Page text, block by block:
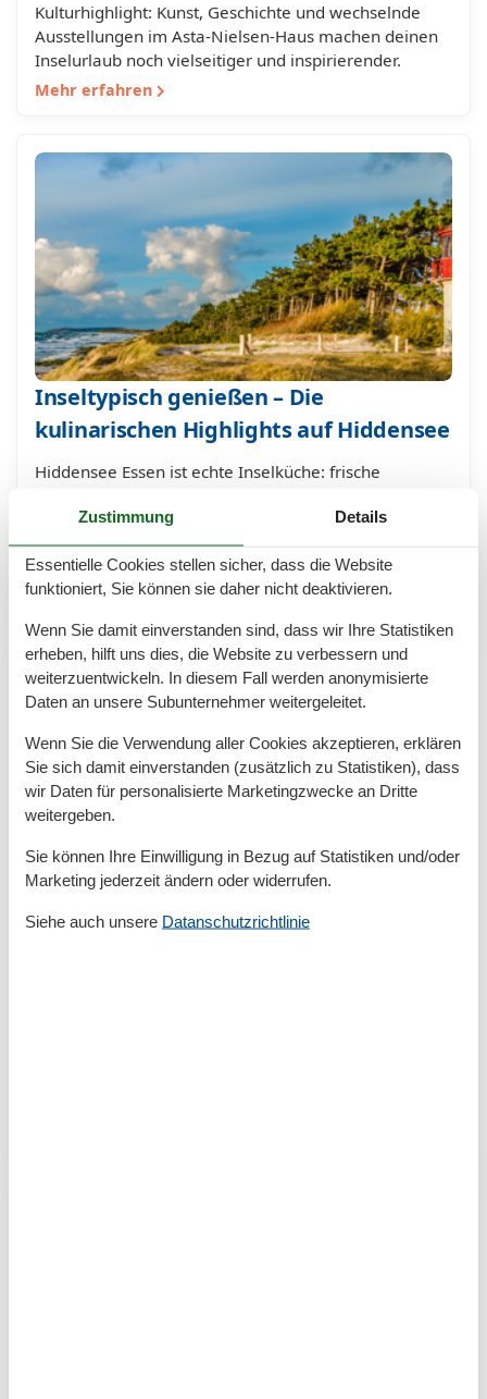
Kulturhighlight: Kunst, Geschichte und wechselnde
Ausstellungen im Asta-Nielsen-Haus machen deinen
Inselurlaub noch vielseitiger und inspirierender.
Mehr erfahren
Inseltypisch genießen – Die
kulinarischen Highlights auf Hiddensee
Hiddensee Essen ist echte Inselküche: frische
Kuchen und Sanddorn-Spezialitäten. Entdecke
kulinarische Highlights zwischen Hafenflair und
gemütlichen Café…
Mehr erfahren
Boddenlandschaft – Natur pur auf
Zustimmung Details
Essentielle Cookies stellen sicher, dass die Website
funktioniert, Sie können sie daher nicht deaktivieren.
Wenn Sie damit einverstanden sind, dass wir Ihre Statistiken
erheben, hilft uns dies, die Website zu verbessern und
weiterzuentwickeln. In diesem Fall werden anonymisierte
Daten an unsere Subunternehmer weitergeleitet.
Wenn Sie die Verwendung aller Cookies akzeptieren, erklären
Sie sich damit einverstanden (zusätzlich zu Statistiken), dass
wir Daten für personalisierte Marketingzwecke an Dritte
weitergeben.
Sie können Ihre Einwilligung in Bezug auf Statistiken und/oder
Marketing jederzeit ändern oder widerrufen.
Siehe auch unsere Datanschutzrichtlinie